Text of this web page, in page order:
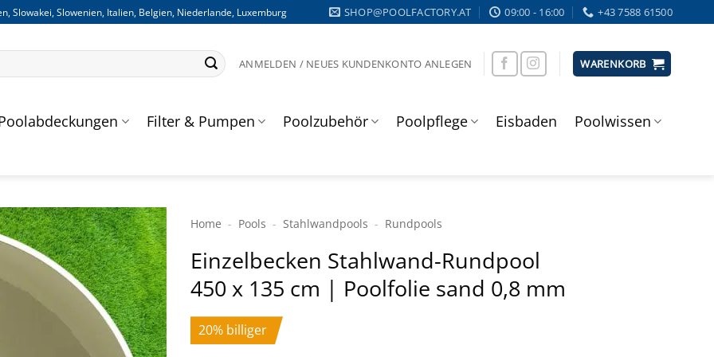
Slowakei, Slowenien, Italien, Belgien, Niederlande, Luxemburg SHOP@POOLFACTORY.AT 09:00 - 16:00 +43 7588 61500
ANMELDEN / NEUES KUNDENKONTO ANLEGEN WARENKORB
Filter & Pumpen Poolzubehör Poolpflege Eisbaden
Poolwissen
Home - Pools - Stahlwand­pools - Rundpools
Einzelbecken Stahl­wand-Rundpool
450 x 135 cm | Poolfolie sand 0,8 mm
20% billiger